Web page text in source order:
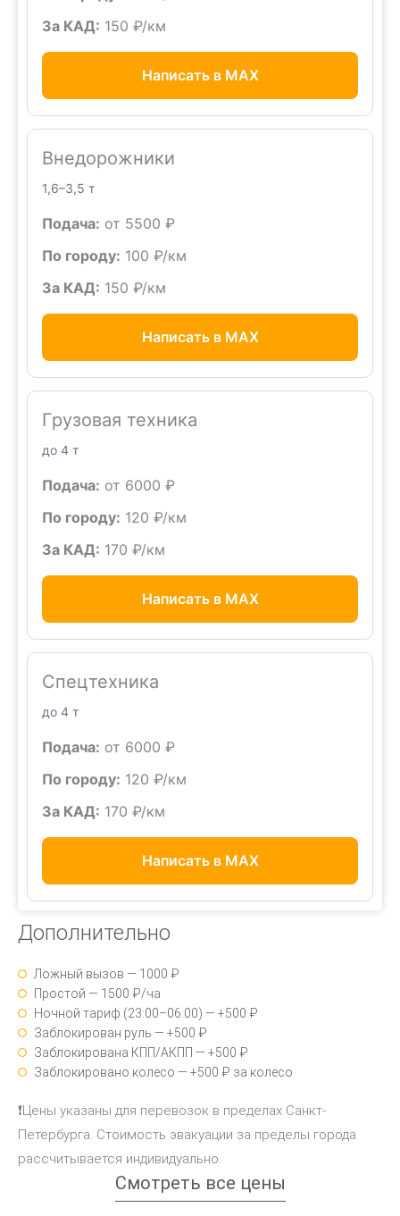
За КАД: 150 ₽/км
Написать в MAX
Внедорожники
1,6–3,5 т
Подача: от 5500 ₽
По городу: 100 ₽/км
За КАД: 150 ₽/км
Написать в MAX
Грузовая техника
до 4 т
Подача: от 6000 ₽
По городу: 120 ₽/км
За КАД: 170 ₽/км
Написать в MAX
Спецтехника
до 4 т
Подача: от 6000 ₽
По городу: 120 ₽/км
За КАД: 170 ₽/км
Написать в MAX
Дополнительно
Ложный вызов — 1000 ₽
Простой — 1500 ₽/ча
Ночной тариф (23:00–06:00) — +500 ₽
Заблокирован руль — +500 ₽
Заблокирована КПП/АКПП — +500 ₽
Заблокировано колесо — +500 ₽ за колесо
❗Цены указаны для перевозок в пределах Санкт-
Петербурга. Стоимость эвакуации за пределы города
рассчитывается индивидуально.
Смотреть все цены